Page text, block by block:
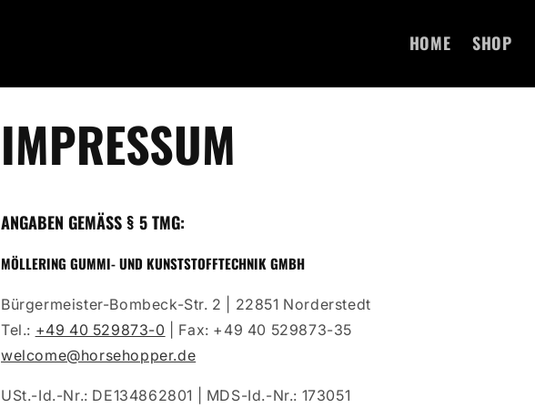
HOME SHOP
IMPRESSUM
ANGABEN GEMÄSS § 5 TMG:
MÖLLERING GUMMI- UND KUNSTSTOFFTECHNIK GMBH
Bürgermeister-Bombeck-Str. 2 | 22851 Norderstedt
Tel.: +49 40 529873-0 | Fax: +49 40 529873-35
welcome@horsehopper.de
USt.-Id.-Nr.: DE134862801 | MDS-Id.-Nr.: 173051